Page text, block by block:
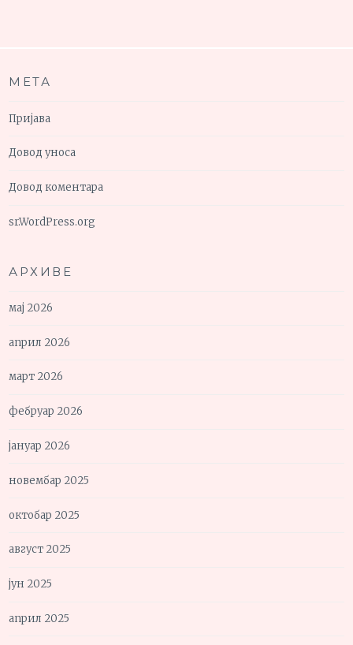
МЕТА
Пријава
Довод уноса
Довод коментара
sr.WordPress.org
АРХИВЕ
мај 2026
април 2026
март 2026
фебруар 2026
јануар 2026
новембар 2025
октобар 2025
август 2025
јун 2025
април 2025